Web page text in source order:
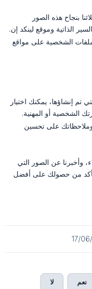
بنجاح هذه الصور
الذاتية وموقع لينكد إن.
الشخصية على مواقع
إنشاؤها، يمكنك اختيار
الشخصية أو المهنية.
وملاحظاتك على تحسين
وأخبرنا عن الصور التي
من حصولك على أفضل
نعم لا